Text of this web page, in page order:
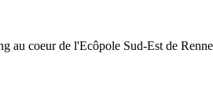
au coeur de l'Ecôpole Sud-Est de